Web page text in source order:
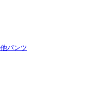
パンツ